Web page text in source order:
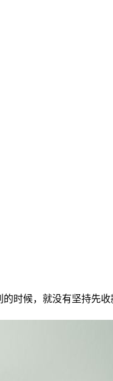
时候，就没有坚持先